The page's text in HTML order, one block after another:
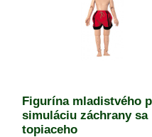
Figurína mladistvého
simuláciu záchrany sa
topiaceho